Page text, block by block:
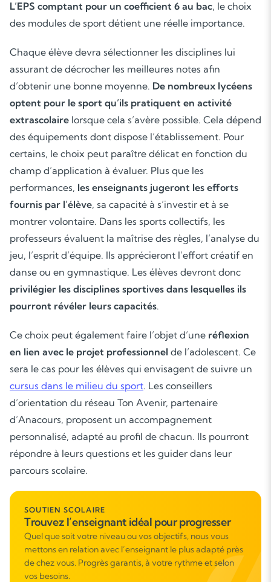
L’EPS comptant pour un coefficient 6 au bac, le choix
des modules de sport détient une réelle importance.
Chaque élève devra sélectionner les disciplines lui
assurant de décrocher les meilleures notes afin
d’obtenir une bonne moyenne. De nombreux lycéens
optent pour le sport qu’ils pratiquent en activité
extrascolaire lorsque cela s’avère possible. Cela dépend
des équipements dont dispose l’établissement. Pour
certains, le choix peut paraître délicat en fonction du
champ d’application à évaluer. Plus que les
performances, les enseignants jugeront les efforts
fournis par l’élève, sa capacité à s’investir et à se
montrer volontaire. Dans les sports collectifs, les
professeurs évaluent la maîtrise des règles, l’analyse du
jeu, l’esprit d’équipe. Ils apprécieront l’effort créatif en
danse ou en gymnastique. Les élèves devront donc
privilégier les disciplines sportives dans lesquelles ils
pourront révéler leurs capacités.
Ce choix peut également faire l’objet d’une réflexion
en lien avec le projet professionnel de l’adolescent. Ce
sera le cas pour les élèves qui envisagent de suivre un
cursus dans le milieu du sport. Les conseillers
d’orientation du réseau Ton Avenir, partenaire
d’Anacours, proposent un accompagnement
personnalisé, adapté au profil de chacun. Ils pourront
répondre à leurs questions et les guider dans leur
parcours scolaire.
SOUTIEN SCOLAIRE
Trouvez l’enseignant idéal pour progresser
Quel que soit votre niveau ou vos objectifs, nous vous
mettons en relation avec l’enseignant le plus adapté près
de chez vous. Progrès garantis, à votre rythme et selon
vos besoins.
Soutien scolaire
Cours de musique